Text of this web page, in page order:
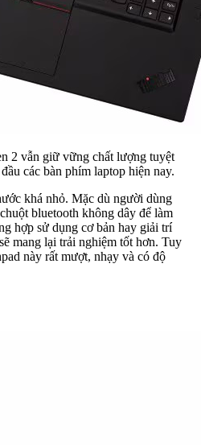
2 vẫn giữ vững chất lượng tuyệt
các bàn phím laptop hiện nay.
khá nhỏ. Mặc dù người dùng
bluetooth không dây để làm
hợp sử dụng cơ bản hay giải trí
mang lại trải nghiệm tốt hơn. Tuy
này rất mượt, nhạy và có độ